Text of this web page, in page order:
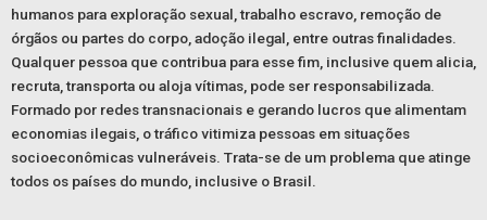
humanos para exploração sexual, trabalho escravo, remoção de
órgãos ou partes do corpo, adoção ilegal, entre outras finalidades.
Qualquer pessoa que contribua para esse fim, inclusive quem alicia,
recruta, transporta ou aloja vítimas, pode ser responsabilizada.
Formado por redes transnacionais e gerando lucros que alimentam
economias ilegais, o tráfico vitimiza pessoas em situações
socioeconômicas vulneráveis. Trata-se de um problema que atinge
todos os países do mundo, inclusive o Brasil.